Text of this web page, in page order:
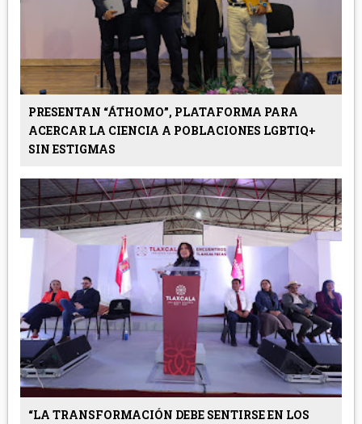
PRESENTAN “ÁTHOMO”, PLATAFORMA PARA
ACERCAR LA CIENCIA A POBLACIONES LGBTIQ+
SIN ESTIGMAS
“LA TRANSFORMACIÓN DEBE SENTIRSE EN LOS